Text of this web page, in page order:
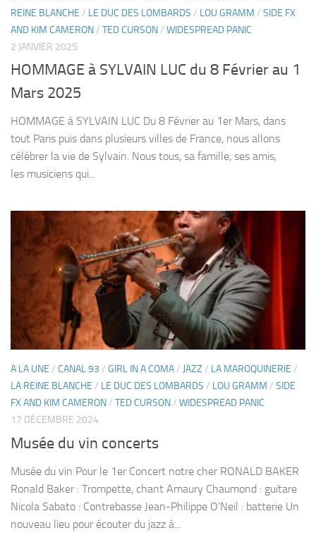
REINE BLANCHE / LE DUC DES LOMBARDS / LOU GRAMM / SIDE FX
AND KIM CAMERON/ TED CURSON/ WIDESPREAD PANIC
2 JANVIER 2025
HOMMAGE à SYLVAIN LUC du 8 Février au 1
Mars 2025
HOMMAGE à SYLVAIN LUC Du 8 Février au 1er Mars, dans
tout Paris puis dans plusieurs villes de France, nous allons
célébrer la vie de Sylvain. Nous tous, sa famille, ses amis,
les musiciens qui...
A LA UNE / CANAL 93 / GIRL IN A COMA/ JAZZ / LA MAROQUINERIE /
LA REINE BLANCHE / LE DUC DES LOMBARDS / LOU GRAMM / SIDE
FX AND KIM CAMERON/ TED CURSON/ WIDESPREAD PANIC
17 DÉCEMBRE 2024
Musée du vin concerts
Musée du vin Pour le 1er Concert notre cher RONALD BAKER
Ronald Baker : Trompette, chant Amaury Chaumond : guitare
Nicola Sabato : Contrebasse Jean-Philippe O’Neil : batterie Un
nouveau lieu pour écouter du jazz à...